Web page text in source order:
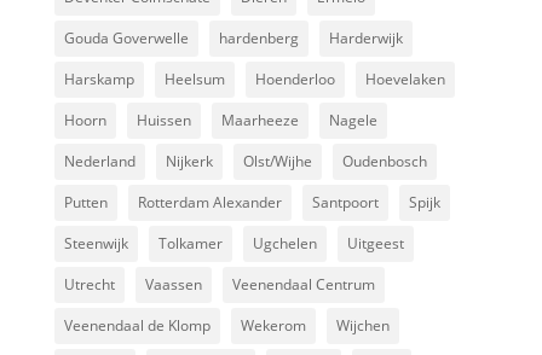
Gouda Goverwelle
hardenberg
Harderwijk
Harskamp
Heelsum Hoenderloo
Hoevelaken
Hoorn
Huissen Maarheeze
Nagele
Nederland
Nijkerk Olst/Wijhe
Oudenbosch
Putten
Rotterdam Alexander Santpoort
Spijk
Steenwijk
Tolkamer Ugchelen
Uitgeest
Utrecht
Vaassen
Veenendaal Centrum
Veenendaal de Klomp
Wekerom
Wijchen